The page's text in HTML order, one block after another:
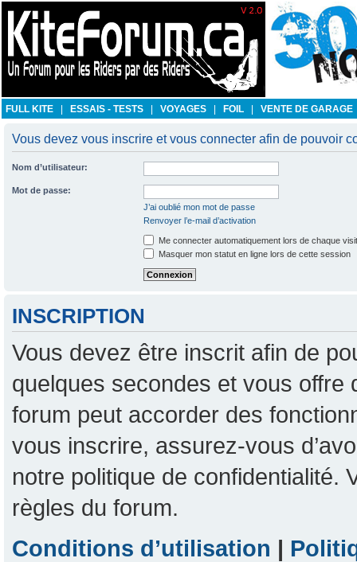
FULL KITE ESSAIS - TESTS VOYAGES FOIL VENTE DE GARAGE
Vous devez vous inscrire et vous connecter afin de pouvoir
Nom d’utilisateur:
Mot de passe:
J’ai oublié mon mot de passe
Renvoyer l’e-mail d’activation
Me connecter automatiquement lors de chaque
Masquer mon statut en ligne lors de cette session
INSCRIPTION
Vous devez être inscrit afin de
quelques secondes et vous offre
forum peut accorder des
vous inscrire, assurez-vous
notre politique de confidentialité.
règles du forum.
Conditions d’utilisation |